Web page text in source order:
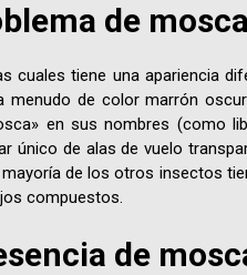
de
cuales tiene una apariencia
de color marrón
en sus nombres (como
único de alas de vuelo
de los otros insectos
compuestos.
de